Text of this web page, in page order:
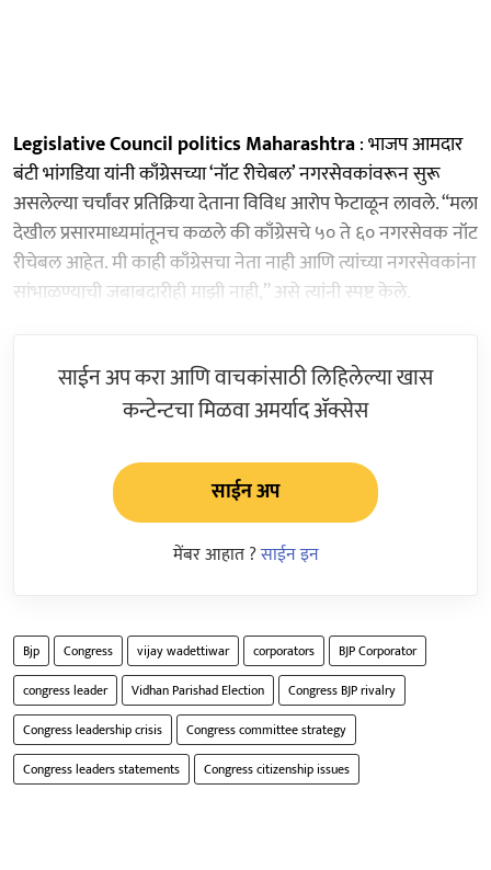
Legislative Council politics Maharashtra: भाजप आमदार
बंटी भांगडिया यांनी काँग्रेसच्या ‘नॉट रीचेबल’ नगरसेवकांवरून सुरू
असलेल्या चर्चांवर प्रतिक्रिया देताना विविध आरोप फेटाळून लावले. “मला
देखील प्रसारमाध्यमांतूनच कळले की काँग्रेसचे ५० ते ६० नगरसेवक नॉट
रीचेबल आहेत. मी काही काँग्रेसचा नेता नाही आणि त्यांच्या नगरसेवकांना
सांभाळण्याची जबाबदारीही माझी नाही,” असे त्यांनी स्पष्ट केले.
साईन अप करा आणि वाचकांसाठी लिहिलेल्या खास
कन्टेन्टचा मिळवा अमर्याद ॲक्सेस
साईन अप
मेंबर आहात ?साईन इन
Bjp Congress vijay wadettiwar corporators
BJP Corporator
congress leader
Vidhan Parishad Election
Congress BJP rivalry
Congress leadership crisis
Congress committee strategy
Congress leaders statements
Congress citizenship issues